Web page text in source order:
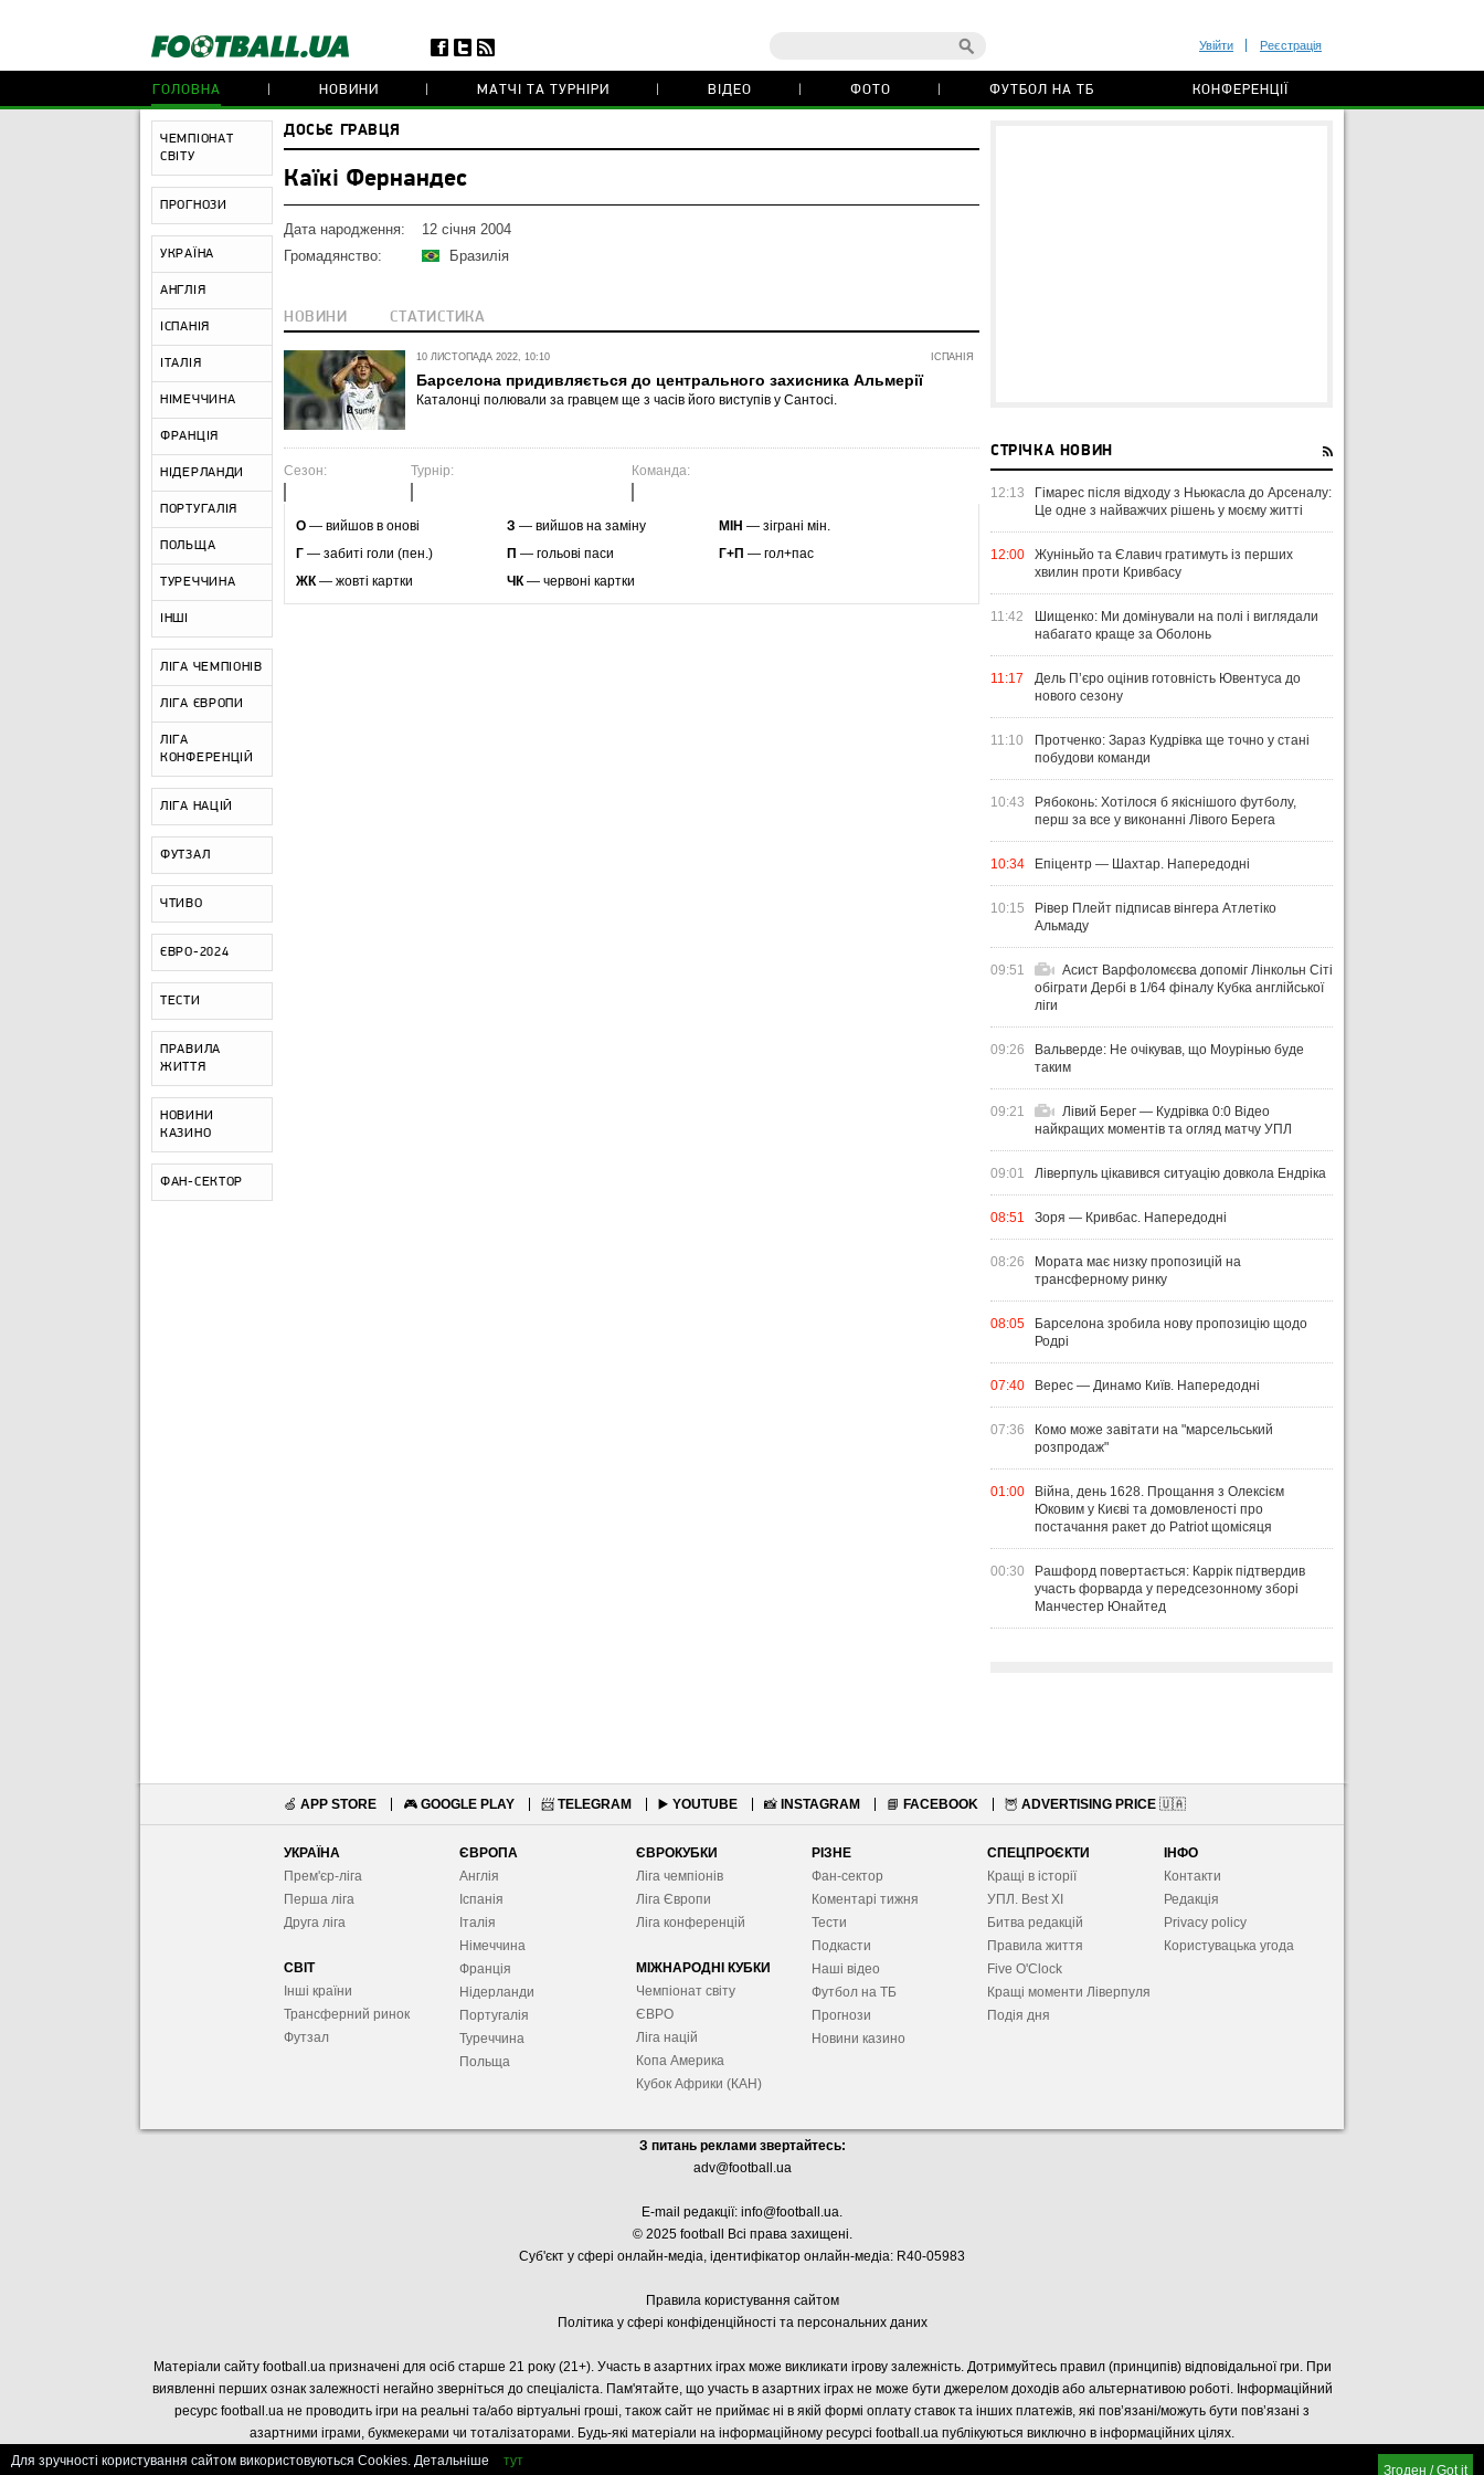
Увійти Реєстрація
ГОЛОВНА НОВИНИ МАТЧІ ТА ТУРНІРИ ВІДЕО ФОТО ФУТБОЛ НА ТБ КОНФЕРЕНЦІЇ
ЧЕМПІОНАТ
СВІТУ
ПРОГНОЗИ
УКРАЇНА
АНГЛІЯ
ІСПАНІЯ
ІТАЛІЯ
НІМЕЧЧИНА
ФРАНЦІЯ
НІДЕРЛАНДИ
ПОРТУГАЛІЯ
ПОЛЬЩА
ТУРЕЧЧИНА
ІНШІ
ЛІГА ЧЕМПІОНІВ
ЛІГА ЄВРОПИ
ЛІГА
КОНФЕРЕНЦІЙ
ЛІГА НАЦІЙ
ФУТЗАЛ
ЧТИВО
ЄВРО-2024
ТЕСТИ
ПРАВИЛА
ЖИТТЯ
НОВИНИ
КАЗИНО
ФАН-СЕКТОР
ДОСЬЄ ГРАВЦЯ
Каїкі Фернандес
Дата народження:
12 січня 2004
Громадянство:
Бразилія
НОВИНИ СТАТИСТИКА
ІСПАНІЯ
10 ЛИСТОПАДА 2022, 10:10
Барселона придивляється до центрального захисника Альмерії
Каталонці полювали за гравцем ще з часів його виступів у Сантосі.
Сезон: Турнір: Команда:
O — вийшов в онові З — вийшов на заміну МІН — зіграні мін.
Г — забиті голи (пен.) П — гольові паси Г+П — гол+пас
ЖК— жовті картки ЧК— червоні картки
СТРІЧКА НОВИН
12:13
Гімарес після відходу з Ньюкасла до Арсеналу:
Це одне з найважчих рішень у моєму житті
12:00
Жуніньйо та Єлавич гратимуть із перших
хвилин проти Кривбасу
11:42
Шищенко: Ми домінували на полі і виглядали
набагато краще за Оболонь
11:17
Дель П’єро оцінив готовність Ювентуса до
нового сезону
11:10
Протченко: Зараз Кудрівка ще точно у стані
побудови команди
10:43
Рябоконь: Хотілося б якіснішого футболу,
перш за все у виконанні Лівого Берега
10:34 Епіцентр — Шахтар. Напередодні
10:15
Рівер Плейт підписав вінгера Атлетіко
Альмаду
09:51
Асист Варфоломєєва допоміг Лінкольн Сіті
обіграти Дербі в 1/64 фіналу Кубка англійської
ліги
09:26
Вальверде: Не очікував, що Моурінью буде
таким
09:21
Лівий Берег — Кудрівка 0:0 Відео
найкращих моментів та огляд матчу УПЛ
09:01 Ліверпуль цікавився ситуацію довкола Ендріка
08:51 Зоря — Кривбас. Напередодні
08:26
Мората має низку пропозицій на
трансферному ринку
08:05
Барселона зробила нову пропозицію щодо
Родрі
07:40 Верес — Динамо Київ. Напередодні
07:36
Комо може завітати на "марсельський
розпродаж"
01:00
Війна, день 1628. Прощання з Олексієм
Юковим у Києві та домовленості про
постачання ракет до Patriot щомісяця
00:30
Рашфорд повертається: Каррік підтвердив
участь форварда у передсезонному зборі
Манчестер Юнайтед
🍏 APP STORE 🎮 GOOGLE PLAY 📨 TELEGRAM ▶️ YOUTUBE 📸 INSTAGRAM 📘 FACEBOOK 🦉 ADVERTISING PRICE 🇺🇦
УКРАЇНА
Прем'єр-ліга
Перша ліга
Друга ліга
СВІТ
Інші країни
Трансферний ринок
Футзал
ЄВРОПА
Англія
Іспанія
Італія
Німеччина
Франція
Нідерланди
Португалія
Туреччина
Польща
ЄВРОКУБКИ
Ліга чемпіонів
Ліга Європи
Ліга конференцій
МІЖНАРОДНІ КУБКИ
Чемпіонат світу
ЄВРО
Ліга націй
Копа Америка
Кубок Африки (КАН)
РІЗНЕ
Фан-сектор
Коментарі тижня
Тести
Подкасти
Наші відео
Футбол на ТБ
Прогнози
Новини казино
СПЕЦПРОЄКТИ
Кращі в історії
УПЛ. Best XІ
Битва редакцій
Правила життя
Five O'Clock
Кращі моменти Ліверпуля
Подія дня
ІНФО
Контакти
Редакція
Privacy policy
Користувацька угода
З питань реклами звертайтесь:
adv@football.ua
E-mail редакції: info@football.ua.
© 2025 football Всі права захищені.
Суб'єкт у сфері онлайн-медіа, ідентифікатор онлайн-медіа: R40-05983
Правила користування сайтом
Політика у сфері конфіденційності та персональних даних
Матеріали сайту football.ua призначені для осіб старше 21 року (21+). Участь в азартних іграх може викликати ігрову залежність. Дотримуйтесь правил (принципів) відповідальної гри. При
виявленні перших ознак залежності негайно зверніться до спеціаліста. Пам'ятайте, що участь в азартних іграх не може бути джерелом доходів або альтернативою роботі. Інформаційний
ресурс football.ua не проводить ігри на реальні та/або віртуальні гроші, також сайт не приймає ні в якій формі оплату ставок та інших платежів, які пов’язані/можуть бути пов’язані з
азартними іграми, букмекерами чи тоталізаторами. Будь-які матеріали на інформаційному ресурсі football.ua публікуються виключно в інформаційних цілях.
Для зручності користування сайтом використовуються Cookies. Детальніше
тут
Згоден / Got it